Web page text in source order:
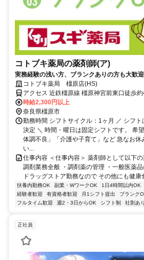
コトブキ薬局の薬剤師(ア)
実務経験の浅い方、ブランクありの方も大歓
30％オフ♪
コトブキ薬局 橿原店(HS)
アクセス 近鉄橿原線 橿原神宮前東口徒歩
神宮前東口徒歩約4分、近鉄吉野線 橿原神
時給2,300円以上
奈良県橿原市
勤務時間 シフトサイクル：1ヶ月 ／ シフ
決定 ＼ 時間・曜日は固定シフトです。 希
体調不良」「介護や子育て」など 急なお休
い...
仕事内容 ＜仕事内容＞ 薬剤師として以下の
調剤業務全般 ・調剤薬の管理 ・一般医薬
ドラッグストア勤務なので その他にも健
扶養内勤務OK 副業・WワークOK 1日4時間以内OK
経験者歓迎
有資格者歓迎 月1シフト提出 ブランク
フルタイム歓迎
週2・3日からOK シフト制 社割あり
正社員